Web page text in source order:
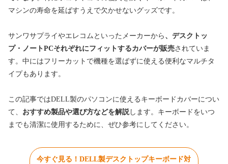
マシンの寿命を延ばすうえで欠かせないグッズです。
サンワサプライやエレコムといったメーカーから 、デスクトッ
プ・ノートPCそれぞれにフィットするカバーが販売されていま
す。中にはフリーカットで機種を選ばずに使える便利なマルチタ
イプもあります。
この記事ではDELL製のパソコンに使えるキーボードカバーについ
て、 おすすめ製品や選び方などを解説します。キーボードをいつ
までも清潔に使用するために、ぜひ参考にしてください。
今すぐ見る！DELL製デスクトップキーボード対